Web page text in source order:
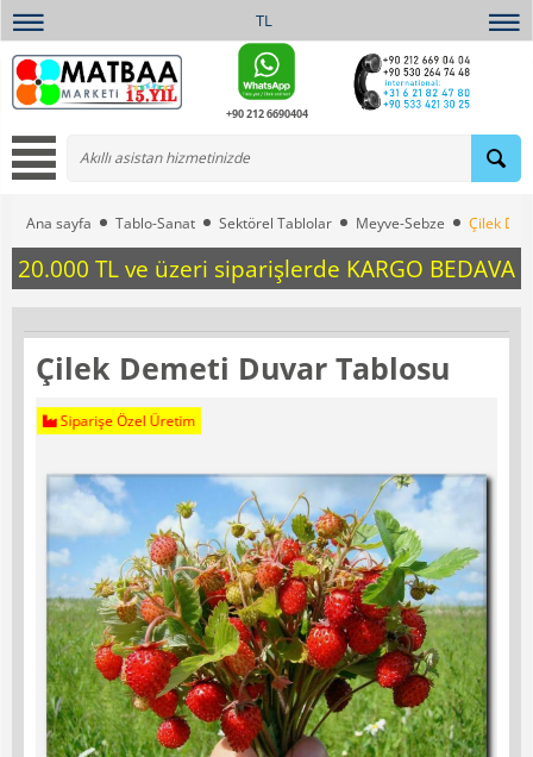
TL
+90 212 6690404
Ana sayfa Tablo-Sanat Sektörel Tablolar Meyve-Sebze Çilek
20.000 TL ve üzeri siparişlerde KARGO BEDAVA
Çilek Demeti Duvar Tablosu
Siparişe Özel Üretim